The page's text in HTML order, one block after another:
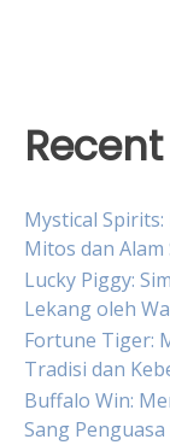
Mystical
Mitos dan Alam
Lucky Piggy:
Lekang oleh
Fortune Tiger:
Tradisi dan
Buffalo Win:
Sang Penguasa